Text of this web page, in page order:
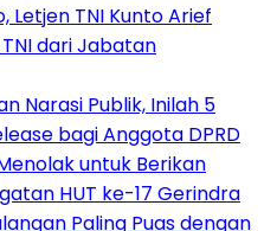
Letjen TNI Kunto Arief
dari Jabatan
Narasi Publik, Inilah 5
bagi Anggota DPRD
untuk Berikan
HUT ke-17 Gerindra
Paling Puas dengan